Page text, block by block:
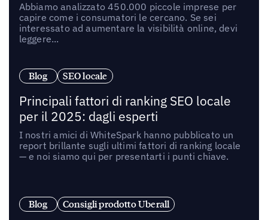
Abbiamo analizzato 450.000 piccole imprese per
capire come i consumatori le cercano. Se sei
interessato ad aumentare la visibilità online, devi
leggere...
Blog SEO locale
Principali fattori di ranking SEO locale
per il 2025: dagli esperti
I nostri amici di WhiteSpark hanno pubblicato un
report brillante sugli ultimi fattori di ranking locale
— e noi siamo qui per presentarti i punti chiave.
Blog Consigli prodotto Uberall